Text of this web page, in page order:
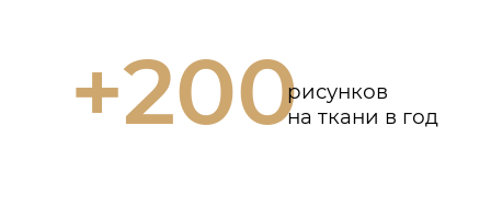
+200рисунков
на ткани в год